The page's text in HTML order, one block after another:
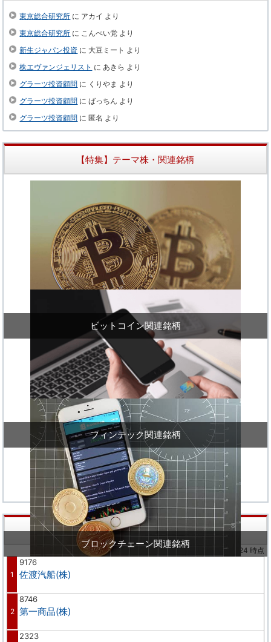
東京総合研究所 に アカイ より
東京総合研究所 に こんぺい党 より
新生ジャパン投資 に 大豆ミート より
株エヴァンジェリスト にあきら より
グラーツ投資顧問 に くりやま より
グラーツ投資顧問 にばっちん より
グラーツ投資顧問 に匿名 より
【特集】テーマ株・関連銘柄
ビットコイン関連銘柄
フィンテック関連銘柄
ブロックチェーン関連銘柄
株価値上り率ランキング
※02/24 時点
1
9176
佐渡汽船(株)
2
8746
第一商品(株)
2323